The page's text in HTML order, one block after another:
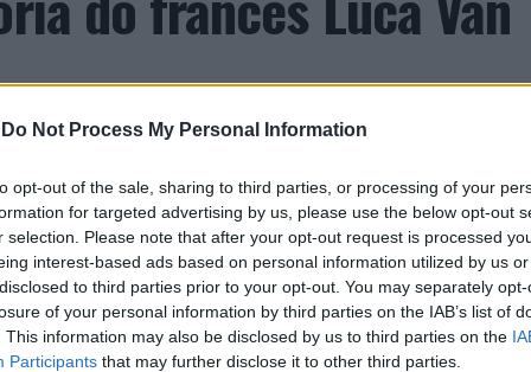
Do Not Process My Personal Information
opt-out of the sale, sharing to third parties, or processing of your
for targeted advertising by us, please use the below opt-out
selection. Please note that after your opt-out request is processed
interest-based ads based on personal information utilized by us
to third parties prior to your opt-out. You may separately
of your personal information by third parties on the IAB’s list of
This information may also be disclosed by us to third parties on the
Participants that may further disclose it to other third parties.
os dias 18 e 26 de julho, no Clube de Ténis
o regresso da competição ao circuito
de, na edição anterior, ter integrado o circuito